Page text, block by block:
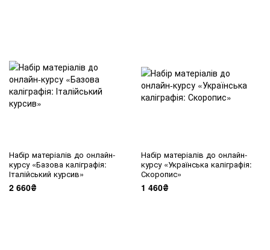
Набір матеріалів до онлайн-
курсу «Базова каліграфія:
Італійський курсив»
2 660₴
Набір матеріалів до онлайн-
курсу «Українська каліграфія:
Скоропис»
1 460₴